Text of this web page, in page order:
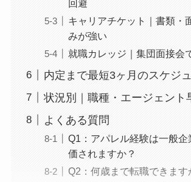
回避
キャリアチケット｜書類・
みが強い
就職カレッジ｜集団面接会
内定まで最短3ヶ月のスケジ
状況別｜職種・エージェント
よくある質問
Q1：アパレル経験は一般
価されますか？
Q2：何歳まで転職できます